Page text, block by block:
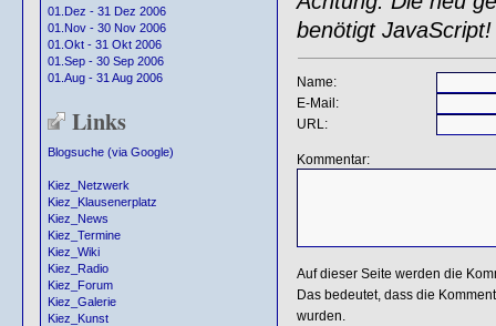
01.Dez - 31 Dez 2006
01.Nov - 30 Nov 2006
01.Okt - 31 Okt 2006
01.Sep - 30 Sep 2006
01.Aug - 31 Aug 2006
Links
Blogsuche (via Google)
Kiez_Netzwerk
Kiez_Klausenerplatz
Kiez_News
Kiez_Termine
Kiez_Wiki
Kiez_Radio
Kiez_Forum
Kiez_Galerie
Kiez_Kunst
benötigt JavaScript!
Name:
E-Mail:
URL:
Kommentar:
Auf dieser Seite werden die
Das bedeutet, dass die
wurden.